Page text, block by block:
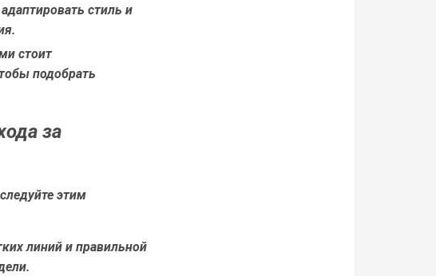
стиль и
стоит
подобрать
за
этим
линий и правильной